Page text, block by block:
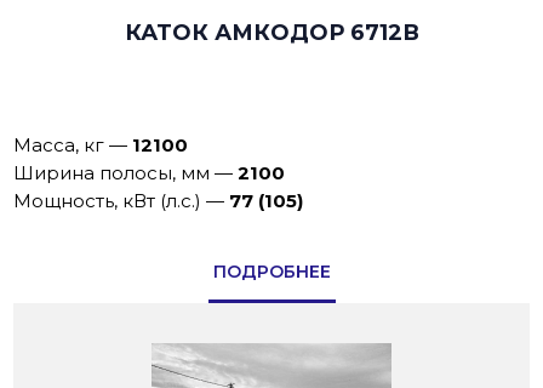
КАТОК АМКОДОР 6712В
Масса, кг — 12100
Ширина полосы, мм —2100
Мощность, кВт (л.с.) — 77 (105)
ПОДРОБНЕЕ